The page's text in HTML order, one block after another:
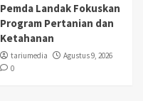
Pemda Landak Fokuskan
Program Pertanian dan
Ketahanan
tariumedia
Agustus 9, 2026
0